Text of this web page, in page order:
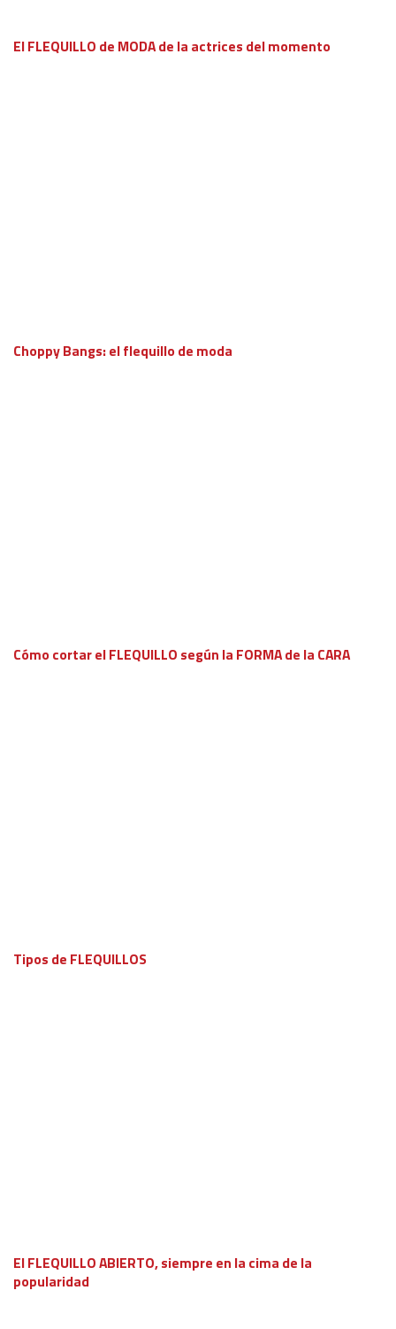
El FLEQUILLO de MODA de la actrices del momento
Choppy Bangs: el flequillo de moda
Cómo cortar el FLEQUILLO según la FORMA de la CARA
Tipos de FLEQUILLOS
El FLEQUILLO ABIERTO, siempre en la cima de la
popularidad